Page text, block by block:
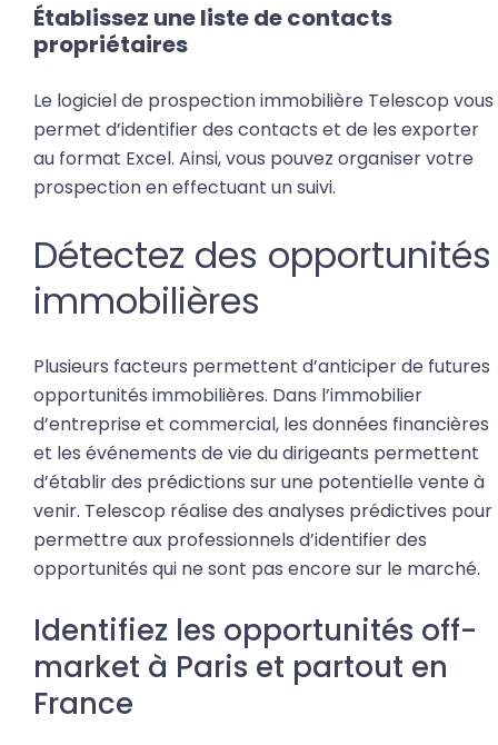
Établissez une liste de contacts
propriétaires
Le logiciel de prospection immobilière Telescop vous
permet d’identifier des contacts et de les exporter
au format Excel. Ainsi, vous pouvez organiser votre
prospection en effectuant un suivi.
Détectez des opportunités
immobilières
Plusieurs facteurs permettent d’anticiper de futures
opportunités immobilières. Dans l’immobilier
d’entreprise et commercial, les données financières
et les événements de vie du dirigeants permettent
d’établir des prédictions sur une potentielle vente à
venir. Telescop réalise des analyses prédictives pour
permettre aux professionnels d’identifier des
opportunités qui ne sont pas encore sur le marché.
Identifiez les opportunités off-
market à Paris et partout en
France